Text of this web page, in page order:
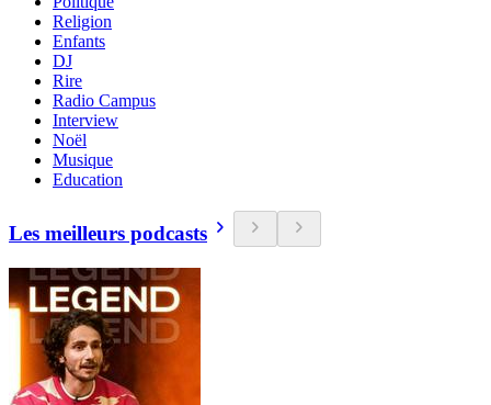
Religion
Enfants
DJ
Rire
Radio Campus
Interview
Noël
Musique
Education
Les meilleurs podcasts